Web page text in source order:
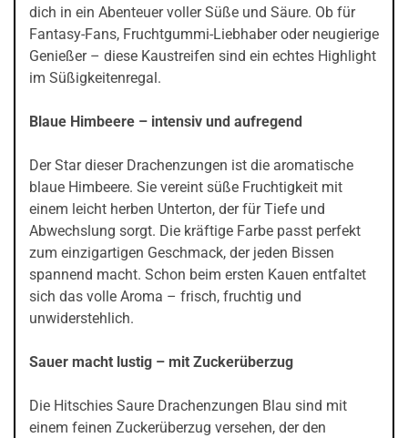
dich in ein Abenteuer voller Süße und Säure. Ob für
Fantasy-Fans, Fruchtgummi-Liebhaber oder neugierige
Genießer – diese Kaustreifen sind ein echtes Highlight
im Süßigkeitenregal.
Blaue Himbeere – intensiv und aufregend
Der Star dieser Drachenzungen ist die aromatische
blaue Himbeere. Sie vereint süße Fruchtigkeit mit
einem leicht herben Unterton, der für Tiefe und
Abwechslung sorgt. Die kräftige Farbe passt perfekt
zum einzigartigen Geschmack, der jeden Bissen
spannend macht. Schon beim ersten Kauen entfaltet
sich das volle Aroma – frisch, fruchtig und
unwiderstehlich.
Sauer macht lustig – mit Zuckerüberzug
Die Hitschies Saure Drachenzungen Blau sind mit
einem feinen Zuckerüberzug versehen, der den